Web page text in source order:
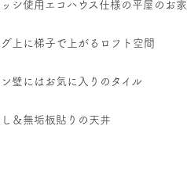
シ使用エコハウス仕様の平屋のお家
上に梯子で上がるロフト空間
壁にはお気に入りのタイル
＆無垢板貼りの天井